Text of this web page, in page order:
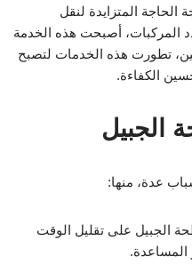
المتزايدة لنقل
المركبات، أصبحت هذه الخدمة
تطورت هذه الخدمات لتصبح
الكفاءة.
الجبيل
عدة، منها:
الجبيل على تقليل الوقت
المساعدة.